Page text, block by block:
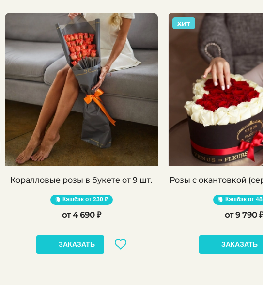
Коралловые розы в букете от 9 шт.
Кэшбэк 230 ₽
4 690 ₽
ЗАКАЗАТЬ
ХИТ
Кэшбэк
9 790 ₽
ЗАКАЗАТЬ